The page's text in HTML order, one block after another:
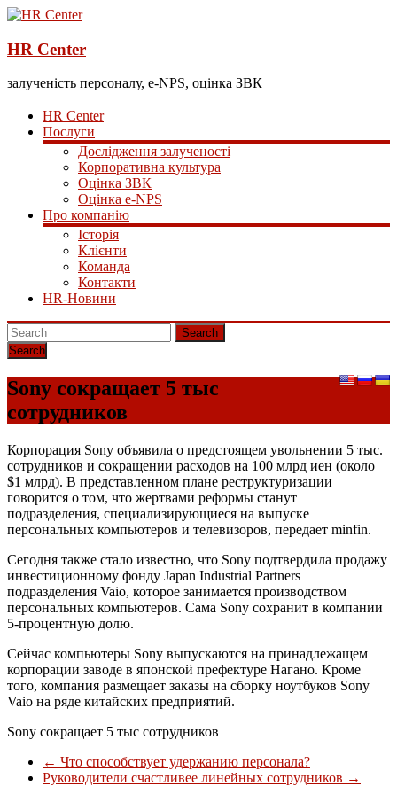
HR Center
залученість персоналу, e-NPS, оцінка ЗВК
HR Center
Послуги
Дослідження залученості
Корпоративна культура
Оцінка ЗВК
Оцінка e-NPS
Про компанію
Історія
Клієнти
Команда
Контакти
HR-Новини
Search
Sony сокращает 5 тыс
сотрудников
Корпорация Sony объявила о предстоящем увольнении 5 тыс.
сотрудников и сокращении расходов на 100 млрд иен (около
$1 млрд). В представленном плане реструктуризации
говорится о том, что жертвами реформы станут
подразделения, специализирующиеся на выпуске
персональных компьютеров и телевизоров, передает minfin.
Сегодня также стало известно, что Sony подтвердила продажу
инвестиционному фонду Japan Industrial Partners
подразделения Vaio, которое занимается производством
персональных компьютеров. Сама Sony сохранит в компании
5-процентную долю.
Сейчас компьютеры Sony выпускаются на принадлежащем
корпорации заводе в японской префектуре Нагано. Кроме
того, компания размещает заказы на сборку ноутбуков Sony
Vaio на ряде китайских предприятий.
Sony сокращает 5 тыс сотрудников
← Что способствует удержанию персонала?
Руководители счастливее линейных сотрудников →